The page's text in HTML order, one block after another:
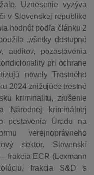
Uznesenie vyzýva
v Slovenskej republike
hodnôt podľa článku 2
„všetky dostupné
auditov, pozastavenia
pri ochrane
novely Trestného
2024 znižujúce trestné
kriminalitu, zrušenie
Národnej kriminálnej
postavenia Úradu na
verejnoprávneho
sektor. Slovenskí
frakcia ECR (Lexmann
frakcia S&D s